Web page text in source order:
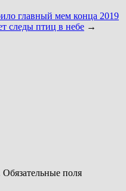
главный мем конца 2019
следы птиц в небе →
Обязательные поля